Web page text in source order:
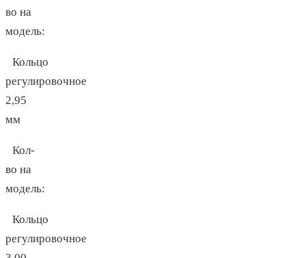
во на
модель:
Кольцо
регулировочное
2,95
мм
Кол-
во на
модель:
Кольцо
регулировочное